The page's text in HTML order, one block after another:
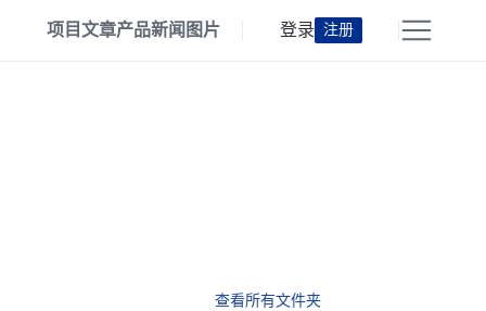
项目文章产品新闻 图片 登录 注册
查看所有文件夹